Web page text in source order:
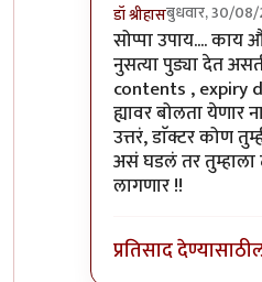
डॉ श्रीहासबुधवार, 30/08/
In reply to)))))
सोप्पा उपाय.... काय
नुसत्या पुड्या देत
contents , expiry
ह्यावर बोलता येणार
उत्तरं, डाॅक्टर कोण
असं घडलं तर तुम्हाला
लागणार !!
प्रतिसाद देण्यासाठी